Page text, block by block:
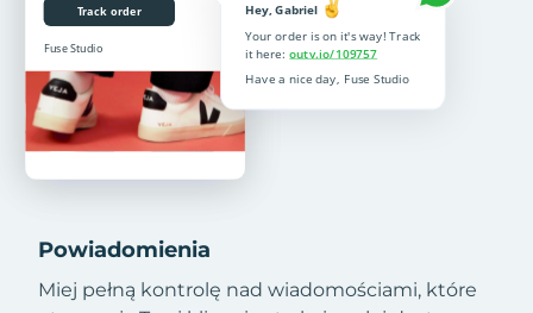
Powiadomienia
Miej pełną kontrolę nad wiadomościami, które